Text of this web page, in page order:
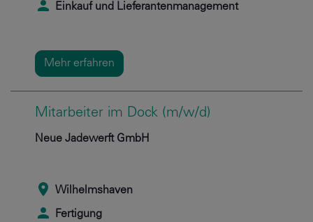
Einkauf und Lieferantenmanagement
Mehr erfahren
Mitarbeiter im Dock (m/w/d)
Neue Jadewerft GmbH
Wilhelmshaven
Fertigung